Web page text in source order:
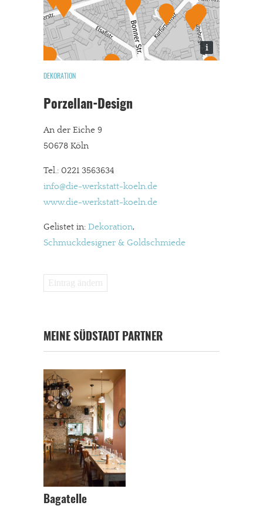
i
DEKORATION
Porzellan-Design
An der Eiche 9
50678 Köln
Tel.: 0221 3563634
info@die-werkstatt-koeln.de
www.die-werkstatt-koeln.de
Gelistet in: Dekoration,
Schmuckdesigner & Goldschmiede
Eintrag ändern
MEINE SÜDSTADT PARTNER
Bagatelle